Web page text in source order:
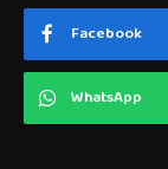
Facebook
WhatsApp